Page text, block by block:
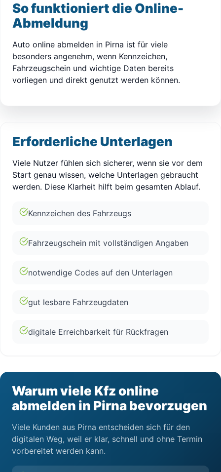
So funktioniert die Online-
Abmeldung
Auto online abmelden in Pirna ist für viele
besonders angenehm, wenn Kennzeichen,
Fahrzeugschein und wichtige Daten bereits
vorliegen und direkt genutzt werden können.
Erforderliche Unterlagen
Viele Nutzer fühlen sich sicherer, wenn sie vor dem
Start genau wissen, welche Unterlagen gebraucht
werden. Diese Klarheit hilft beim gesamten Ablauf.
Kennzeichen des Fahrzeugs
Fahrzeugschein mit vollständigen Angaben
notwendige Codes auf den Unterlagen
gut lesbare Fahrzeugdaten
digitale Erreichbarkeit für Rückfragen
Warum viele Kfz online
abmelden in Pirna bevorzugen
Viele Kunden aus Pirna entscheiden sich für den
digitalen Weg, weil er klar, schnell und ohne Termin
vorbereitet werden kann.